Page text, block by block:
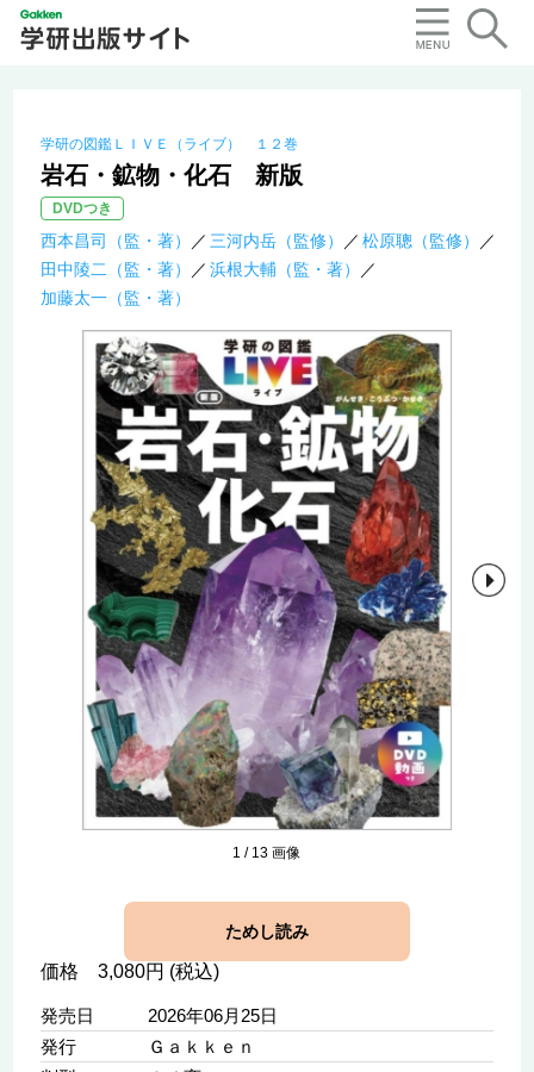
学研の図鑑ＬＩＶＥ（ライブ） １２巻
岩石・鉱物・化石 新版
DVDつき
西本昌司（監・著） 三河内岳（監修）
松原聰（監修）
田中陵二（監・著）
浜根大輔（監・著）
加藤太一（監・著）
1 / 13 画像
ためし読み
価格 3,080円 (税込)
発売日
2026年06月25日
発行
Ｇａｋｋｅｎ